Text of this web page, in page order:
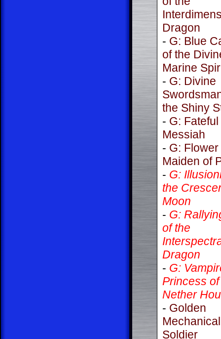
Dragon
- G: Blue
of the
Marine
- G: Divine
the Shiny
- G:
Messiah
- G: Flower
Maiden of
- G:
the
Moon
- G:
of the
Dragon
- G:
Princess
Nether
- Golden
Mechanical
Soldier